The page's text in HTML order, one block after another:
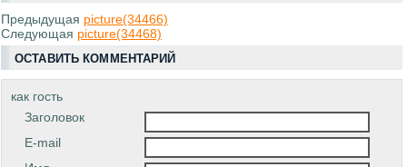
Предыдущая picture(34466)
Следующая picture(34468)
ОСТАВИТЬ КОММЕНТАРИЙ
как гость
Заголовок
E-mail